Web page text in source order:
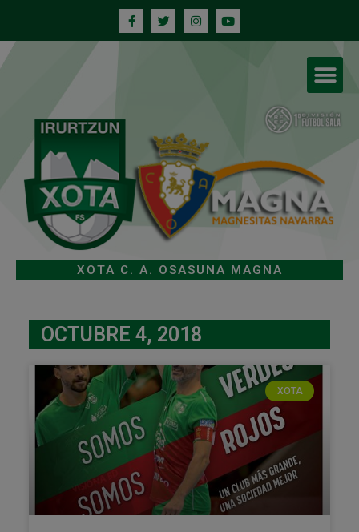
XOTA C. A. OSASUNA MAGNA
OCTUBRE 4, 2018
XOTA